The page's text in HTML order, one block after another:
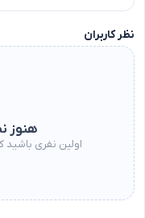
نظر کاربران
هنوز
اولین نفری باشید